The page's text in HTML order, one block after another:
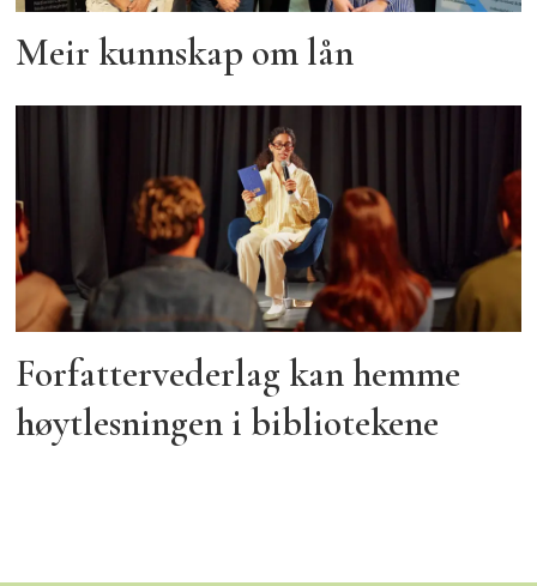
Meir kunnskap om lån
Forfattervederlag kan hemme
høytlesningen i bibliotekene